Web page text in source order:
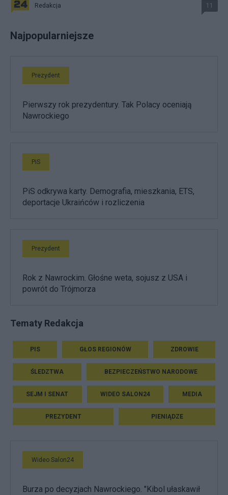
Redakcja 11
Najpopularniejsze
Prezydent
Pierwszy rok prezydentury. Tak Polacy oceniają
Nawrockiego
PiS
PiS odkrywa karty. Demografia, mieszkania, ETS,
deportacje Ukraińców i rozliczenia
Prezydent
Rok z Nawrockim. Głośne weta, sojusz z USA i
powrót do Trójmorza
Tematy Redakcja
PIS GŁOS REGIONÓW ZDROWIE
ŚLEDZTWA BEZPIECZEŃSTWO NARODOWE
SEJM I SENAT WIDEO SALON24 MEDIA
PREZYDENT PIENIĄDZE
Wideo Salon24
Burza po decyzjach Nawrockiego. "Kibol ułaskawił